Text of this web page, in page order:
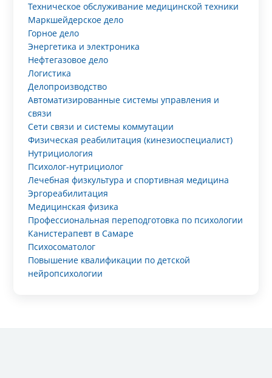
Техническое обслуживание медицинской техники
Маркшейдерское дело
Горное дело
Энергетика и электроника
Нефтегазовое дело
Логистика
Делопроизводство
Автоматизированные системы управления и
связи
Сети связи и системы коммутации
Физическая реабилитация (кинезиоспециалист)
Нутрициология
Психолог-нутрициолог
Лечебная физкультура и спортивная медицина
Эргореабилитация
Медицинская физика
Профессиональная переподготовка по психологии
Канистерапевт в Самаре
Психосоматолог
Повышение квалификации по детской
нейропсихологии